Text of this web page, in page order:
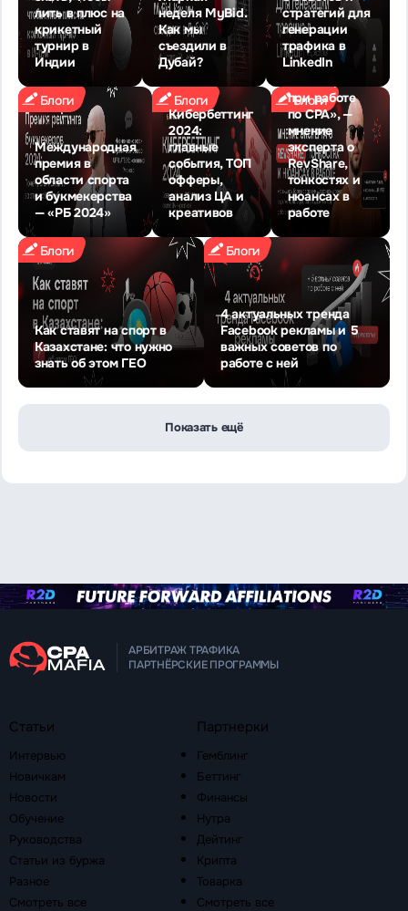
лить в плюс на
крикетный
турнир в
Индии
неделя MyBid.
Как мы
съездили в
Дубай?
стратегий для
генерации
трафика в
LinkedIn
Блоги
Международная
премия в
области спорта
и букмекерства
— «РБ 2024»
Блоги
Кибербеттинг
2024:
главные
события, ТОП
офферы,
анализ ЦА и
креативов
Блоги
игроков в
долгую
можно
заработать
при работе
по СРА», —
мнение
эксперта о
RevShare,
тонкостях и
нюансах в
работе
Блоги
Как ставят на спорт в
Казахстане: что нужно
знать об этом ГЕО
Блоги
4 актуальных тренда
Facebook рекламы и 5
важных советов по
работе с ней
Показать ещё
АРБИТРАЖ ТРАФИКА
ПАРТНЁРСКИЕ ПРОГРАММЫ
Статьи
Интервью
Новичкам
Новости
Обучение
Руководства
Статьи из буржа
Разное
Смотреть все
Партнерки
Гемблинг
Беттинг
Финансы
Нутра
Дейтинг
Крипта
Товарка
Смотреть все